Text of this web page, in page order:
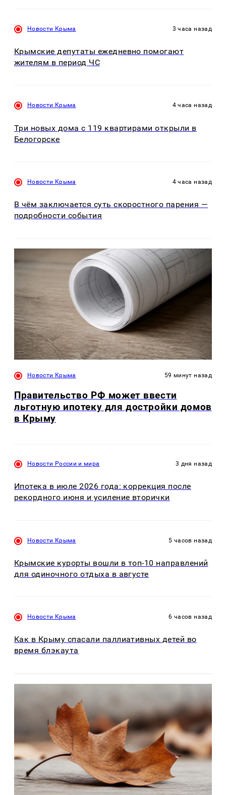
Новости Крыма 3 часа назад
Крымские депутаты ежедневно помогают
жителям в период ЧС
Новости Крыма 4 часа назад
Три новых дома с 119 квартирами открыли в
Белогорске
Новости Крыма 4 часа назад
В чём заключается суть скоростного парения —
подробности события
Новости Крыма 59 минут назад
Правительство РФ может ввести
льготную ипотеку для достройки домов
в Крыму
Новости России и мира 3 дня назад
Ипотека в июле 2026 года: коррекция после
рекордного июня и усиление вторички
Новости Крыма 5 часов назад
Крымские курорты вошли в топ-10 направлений
для одиночного отдыха в августе
Новости Крыма 6 часов назад
Как в Крыму спасали паллиативных детей во
время блэкаута